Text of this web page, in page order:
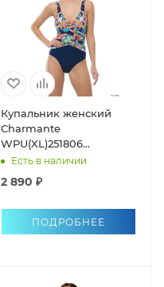
Купальник женский
Charmante
WPU(XL)251806
однопредметный
Есть в наличии
2 890 ₽
ПОДРОБНЕЕ